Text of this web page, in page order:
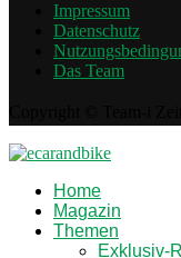
Impressum
Datenschutz
Das Team
Home
Magazin
Themen
Exklusiv-